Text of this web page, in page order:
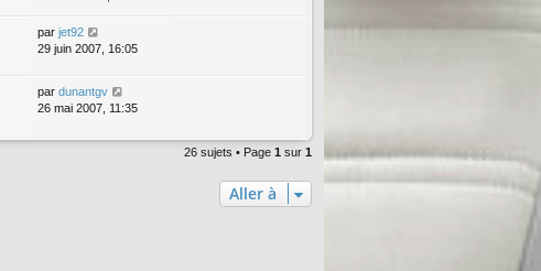
par jet92
29 juin 2007, 16:05
par dunantgv
26 mai 2007, 11:35
26 sujets • Page 1 sur 1
Aller à